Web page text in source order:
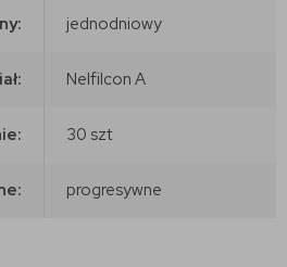
jednodniowy
Nelfilcon A
30 szt
progresywne